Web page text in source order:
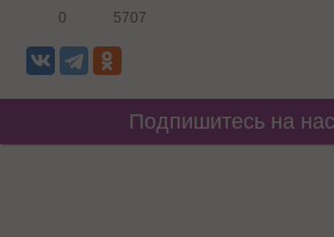
0 5707
Подпишитесь на